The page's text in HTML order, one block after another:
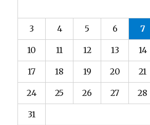
3 4 5 6 7
10 11 12 13 14
17 18 19 20 21
24 25 26 27 28
31